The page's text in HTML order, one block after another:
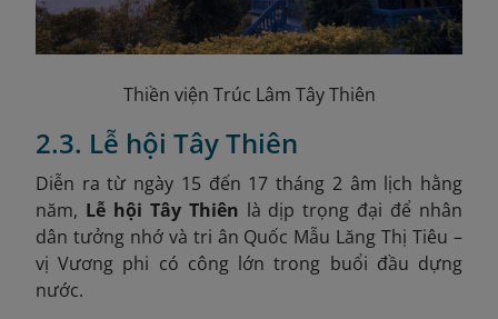
Thiền viện Trúc Lâm Tây Thiên
2.3. Lễ hội Tây Thiên
Diễn ra từ ngày 15 đến 17 tháng 2 âm lịch hằng
năm, Lễ hội Tây Thiên là dịp trọng đại để nhân
dân tưởng nhớ và tri ân Quốc Mẫu Lăng Thị Tiêu –
vị Vương phi có công lớn trong buổi đầu dựng
nước.